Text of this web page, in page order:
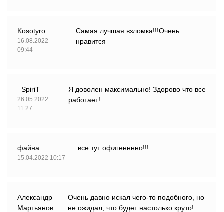
Kosotyro
16.08.2022
09:44
Самая лучшая взломка!!!Очень
нравится
_SpiriT
26.05.2022
11:27
Я доволен максимально! Здорово что все
работает!
файна
15.04.2022 10:17
все тут офигенннно!!!
Александр
Мартьянов
Очень давно искал чего-то подобного, но
не ожидал, что будет настолько круто!